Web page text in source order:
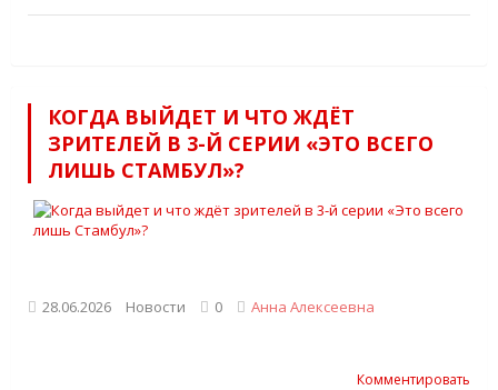
КОГДА ВЫЙДЕТ И ЧТО ЖДЁТ
ЗРИТЕЛЕЙ В 3-Й СЕРИИ «ЭТО ВСЕГО
ЛИШЬ СТАМБУЛ»?
28.06.2026 Новости 0 Анна Алексеевна
Комментировать